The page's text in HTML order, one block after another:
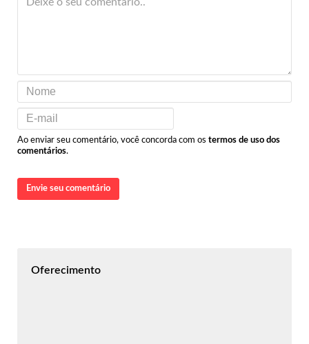
Ao enviar seu comentário, você concorda com os termos de uso dos
comentários.
Envie seu comentário
Oferecimento